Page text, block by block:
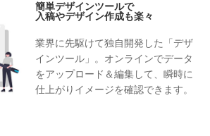
簡単デザインツールで
入稿やデザイン作成も楽々
業界に先駆けて独自開発した「デザ
インツール」。オンラインでデータ
をアップロード＆編集して、瞬時に
仕上がりイメージを確認できます。